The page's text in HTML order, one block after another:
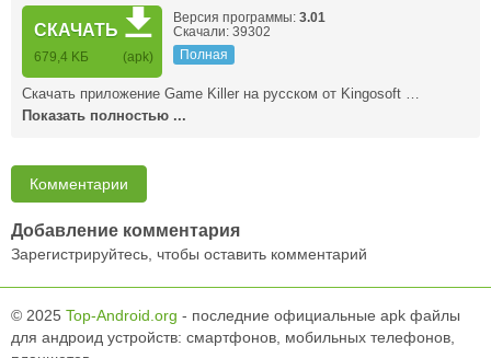
СКАЧАТЬ
679,4 KБ (apk)
Версия программы: 3.01
Скачали: 39302
Полная
Скачать приложение Game Killer на русском от Kingosoft …
Показать полностью ...
Комментарии
Добавление комментария
Зарегистрируйтесь, чтобы оставить комментарий
© 2025 Top-Android.org - последние официальные apk файлы
для андроид устройств: смартфонов, мобильных телефонов,